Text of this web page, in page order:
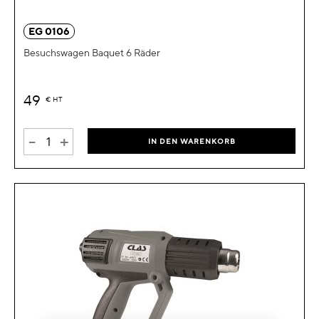
EG 0106
Besuchswagen Baquet 6 Räder
49 € HT
- + IN DEN WARENKORB